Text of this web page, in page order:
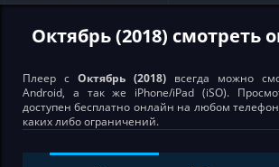
Октябрь (2018) смотреть
Плеер с Октябрь (2018) всегда можно
Android, а так же iPhone/iPad (iSO).
доступен бесплатно онлайн на любом
каких либо ограничений.